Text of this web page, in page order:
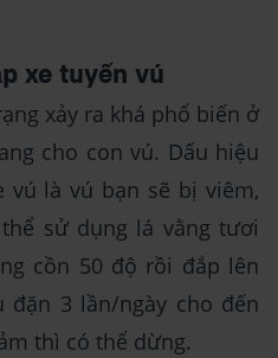
xe tuyến vú
xảy ra khá phổ biến ở
cho con vú. Dấu hiệu
vú là vú bạn sẽ bị viêm,
sử dụng lá vằng tươi
cồn 50 độ rồi đắp lên
đặn 3 lần/ngày cho đến
thì có thể dừng.